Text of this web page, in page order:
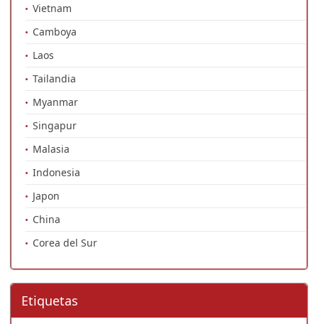
Vietnam
Camboya
Laos
Tailandia
Myanmar
Singapur
Malasia
Indonesia
Japon
China
Corea del Sur
Etiquetas